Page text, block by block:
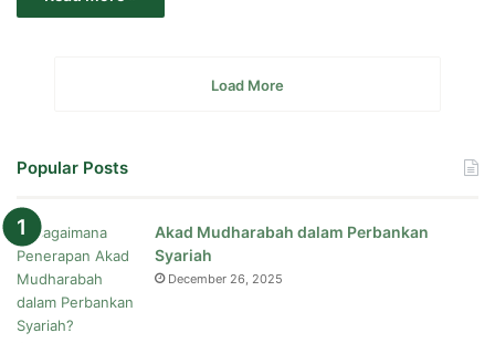
Load More
Popular Posts
Akad Mudharabah dalam Perbankan
Syariah
December 26, 2025